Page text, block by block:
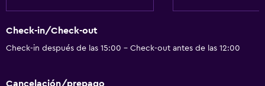
General
Check-in/Check-out
Check-in después de las 15:00 - Check-out antes de las 12:00
Cancelación/prepago